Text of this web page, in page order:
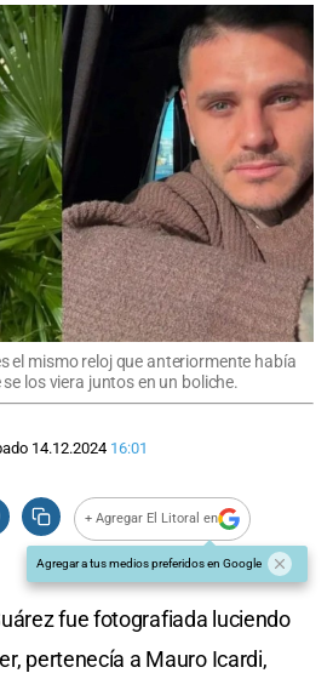
el mismo reloj que anteriormente había
los viera juntos en un boliche.
14.12.2024 16:01
+ Agregar El Litoral en
Agregar a tus medios preferidos en Google
fue fotografiada luciendo
pertenecía a Mauro Icardi,